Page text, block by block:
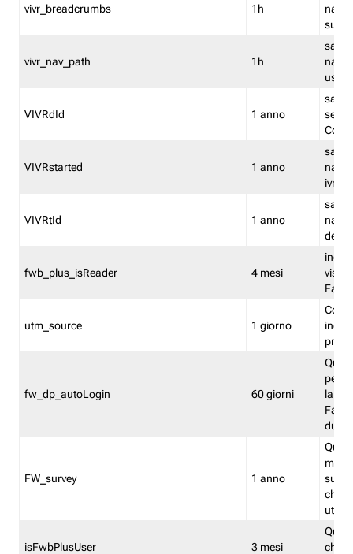
vivr_breadcrumbs 1h
su
vivr_nav_path 1h
salva
VIVRdId 1 anno
salva
Convy
VIVRstarted 1 anno
salva
ivr
VIVRtId 1 anno
salva
del
fwb_plus_isReader 4 mesi
utm_source 1 giorno
fw_dp_autoLogin 60 giorni
la
FW_survey 1 anno
utenti
isFwbPlusUser 3 mesi
che